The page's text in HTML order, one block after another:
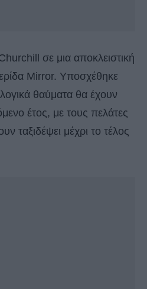
σε μια αποκλειστική
Mirror. Υποσχέθηκε
θαύματα θα έχουν
έτος, με τους πελάτες
ταξιδέψει μέχρι το τέλος